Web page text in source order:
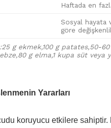
Haftada en
Sosyal hayata
göre
g ekmek,100 g patates,50-
g elma,1 kupa süt veya
Yararları
koruyucu etkilere sahiptir.